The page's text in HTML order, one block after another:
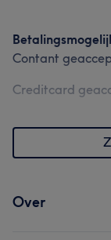
Contant
Creditcard
Over